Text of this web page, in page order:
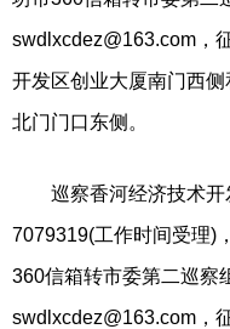
swdlxcdez@163.com ，
开发区创业大厦南门西
北门门口东侧。
巡察香河经济技术开
7079319(工作时间受理)
360信箱转市委第二巡察
swdlxcdez@163.com ，